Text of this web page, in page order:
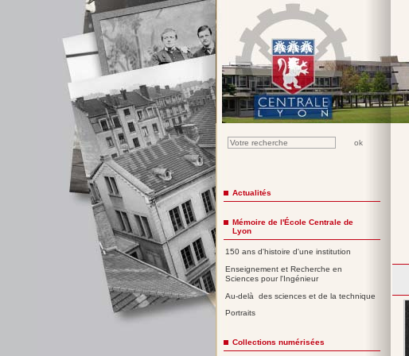
Actualités
Mémoire de l'École Centrale de
Lyon
150 ans d'histoire d'une institution
Enseignement et Recherche en
Sciences pour l'Ingénieur
Au-delà des sciences et de la technique
Portraits
Collections numérisées